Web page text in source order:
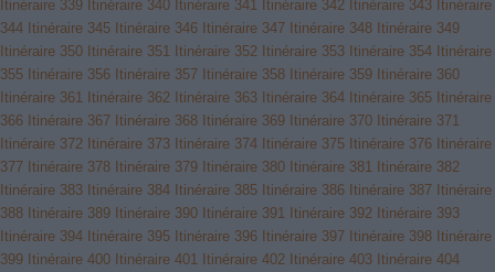
Itinéraire 339 Itinéraire 340 Itinéraire 341 Itinéraire 342 Itinéraire 343 Itinéraire
344 Itinéraire 345 Itinéraire 346 Itinéraire 347 Itinéraire 348 Itinéraire 349
Itinéraire 350 Itinéraire 351 Itinéraire 352 Itinéraire 353 Itinéraire 354 Itinéraire
355 Itinéraire 356 Itinéraire 357 Itinéraire 358 Itinéraire 359 Itinéraire 360
Itinéraire 361 Itinéraire 362 Itinéraire 363 Itinéraire 364 Itinéraire 365 Itinéraire
366 Itinéraire 367 Itinéraire 368 Itinéraire 369 Itinéraire 370 Itinéraire 371
Itinéraire 372 Itinéraire 373 Itinéraire 374 Itinéraire 375 Itinéraire 376 Itinéraire
377 Itinéraire 378 Itinéraire 379 Itinéraire 380 Itinéraire 381 Itinéraire 382
Itinéraire 383 Itinéraire 384 Itinéraire 385 Itinéraire 386 Itinéraire 387 Itinéraire
388 Itinéraire 389 Itinéraire 390 Itinéraire 391 Itinéraire 392 Itinéraire 393
Itinéraire 394 Itinéraire 395 Itinéraire 396 Itinéraire 397 Itinéraire 398 Itinéraire
399 Itinéraire 400 Itinéraire 401 Itinéraire 402 Itinéraire 403 Itinéraire 404